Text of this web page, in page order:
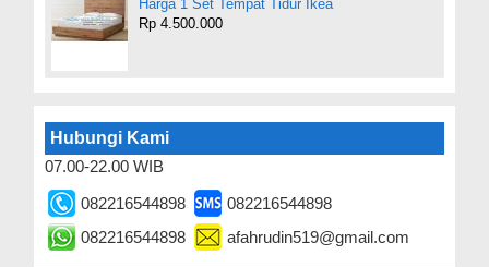
Harga 1 Set Tempat Tidur Ikea
Rp 4.500.000
Hubungi Kami
07.00-22.00 WIB
082216544898
082216544898
082216544898
afahrudin519@gmail.com